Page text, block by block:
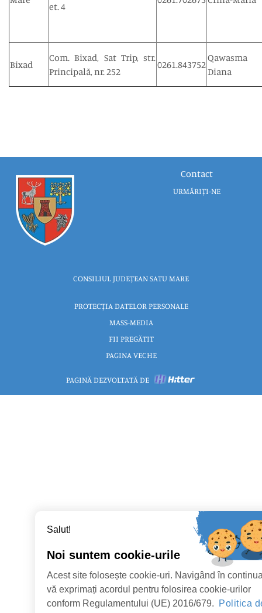
et. 4
Bixad
Com. Bixad, Sat Trip, str.
Principală, nr. 252
0261.843752
Qawasma
Diana
PROTECȚIA DATELOR PERSONALE
MASS-MEDIA
FII PREGĂTIT
PAGINA VECHE
PAGINĂ DEZVOLTATĂ DE
CONSILIUL JUDEȚEAN SATU MARE
Contact
URMĂRIȚI-NE
Salut!
Noi suntem cookie-urile
Acest site folosește cookie-uri. Navigând în
vă exprimați acordul pentru folosirea cookie-urilor
conform Regulamentului (UE) 2016/679.
Politica